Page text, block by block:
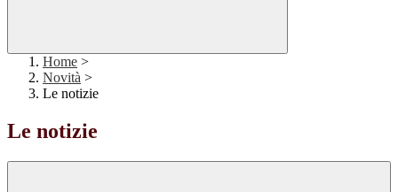
Home >
Novità >
Le notizie
Le notizie